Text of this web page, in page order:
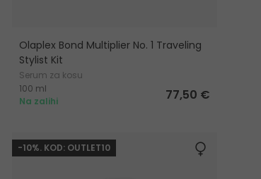
Olaplex Bond Multiplier No. 1 Traveling
Stylist Kit
Serum za kosu
100 ml
Na zalihi
77,50 €
-10%. KOD: OUTLET10